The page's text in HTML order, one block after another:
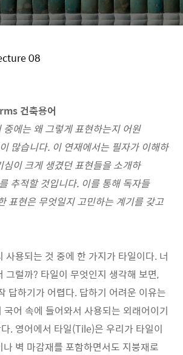
08
건축용어
중에는 왜 그렇게 표현하는지 어원
많습니다. 이 연재에서는 필자가 이해하
심이 크게 생겼던 표현들을 소개하
추적할 것입니다. 이를 통해 독자들
표현은 무엇일지 고민하는 계기를 갖고
사용되는 것 중에 한 가지가 타일이다. 너
그럴까? 타일이 무엇인지 생각해 보면,
답하기가 어렵다. 답하기 어려운 이유는
어 속에 들어와서 사용되는 외래어이기
. 영어에서 타일(Tile)은 우리가 타일이
벽 마감재를 포함하면서도 지붕재로